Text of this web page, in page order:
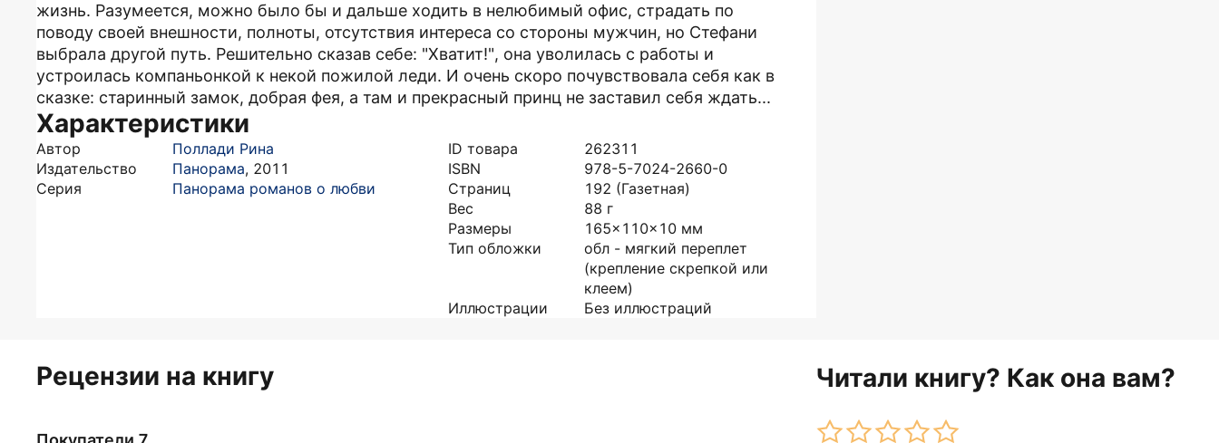
жизнь. Разумеется, можно было бы и дальше ходить в нелюбимый офис, страдать по
поводу своей внешности, полноты, отсутствия интереса со стороны мужчин, но Стефани
выбрала другой путь. Решительно сказав себе: "Хватит!", она уволилась с работы и
устроилась компаньонкой к некой пожилой леди. И очень скоро почувствовала себя как в
сказке: старинный замок, добрая фея, а там и прекрасный принц не заставил себя ждать...
Характеристики
Автор
Поллади Рина
Издательство
Панорама, 2011
Серия
Панорама романов о любви
ID товара
262311
ISBN
978-5-7024-2660-0
Страниц
192 (Газетная)
Вес
88 г
Размеры
165x110x10 мм
Тип обложки
обл - мягкий переплет
(крепление скрепкой или
клеем)
Иллюстрации
Без иллюстраций
Рецензии на книгу Читали книгу? Как она вам?